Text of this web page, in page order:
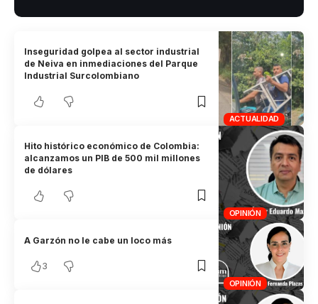
ACTUALIDAD
Inseguridad golpea al sector industrial
de Neiva en inmediaciones del Parque
Industrial Surcolombiano
OPINIÓN
Hito histórico económico de Colombia:
alcanzamos un PIB de 500 mil millones
de dólares
OPINIÓN
A Garzón no le cabe un loco más
3